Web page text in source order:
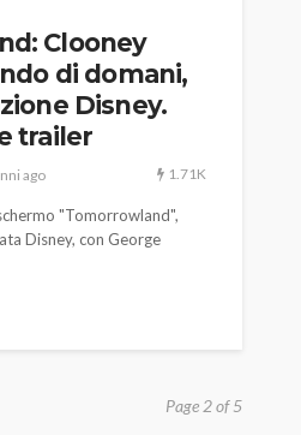
Clooney
di domani,
Disney.
trailer
ago 1.71K
"Tomorrowland",
Disney, con George
Page 2 of 5